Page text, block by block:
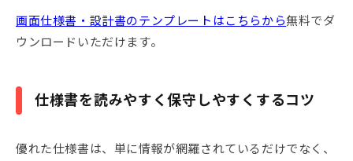
画面仕様書・設計書のテンプレートはこちらから無料でダ
ウンロードいただけます。
仕様書を読みやすく保守しやすくするコツ
優れた仕様書は、単に情報が網羅されているだけでなく、